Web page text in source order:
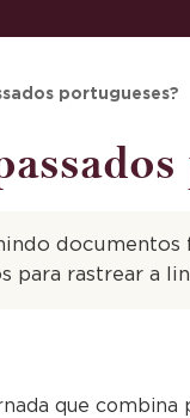
portugueses?
para rastrear a
que